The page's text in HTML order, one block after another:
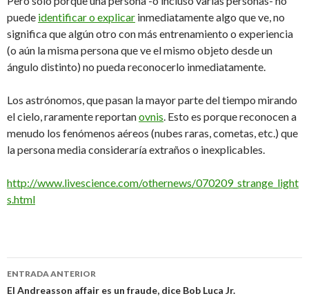
puede identificar o explicar inmediatamente algo que ve, no
significa que algún otro con más entrenamiento o experiencia
(o aún la misma persona que ve el mismo objeto desde un
ángulo distinto) no pueda reconocerlo inmediatamente.
Los astrónomos, que pasan la mayor parte del tiempo mirando
el cielo, raramente reportanovnis. Esto es porque reconocen a
menudo los fenómenos aéreos (nubes raras, cometas, etc.) que
la persona media consideraría extraños o inexplicables.
http://www.livescience.com/othernews/070209_strange_light
s.html
Navegación
de
ENTRADA ANTERIOR
El Andreasson affair es un fraude, dice Bob Luca Jr.